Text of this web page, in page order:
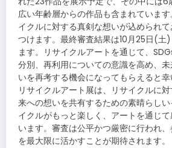
広い年齢層からの作品も含まれていま
イクルに対する真剣な想いが込められ
つけます。最終審査結果は10月25日(土
ます。リサイクルアートを通じて、
分別、再利用についての意識を高め、
いを再考する機会になってもらえると幸
リサイクルアート展は、リサイクルに
来への想いを共有するための素晴らし
イクルがもっと楽しく、アートを通じ
います。審査は公平かつ厳密に行われ
を最大限に活かすことが期待されます。